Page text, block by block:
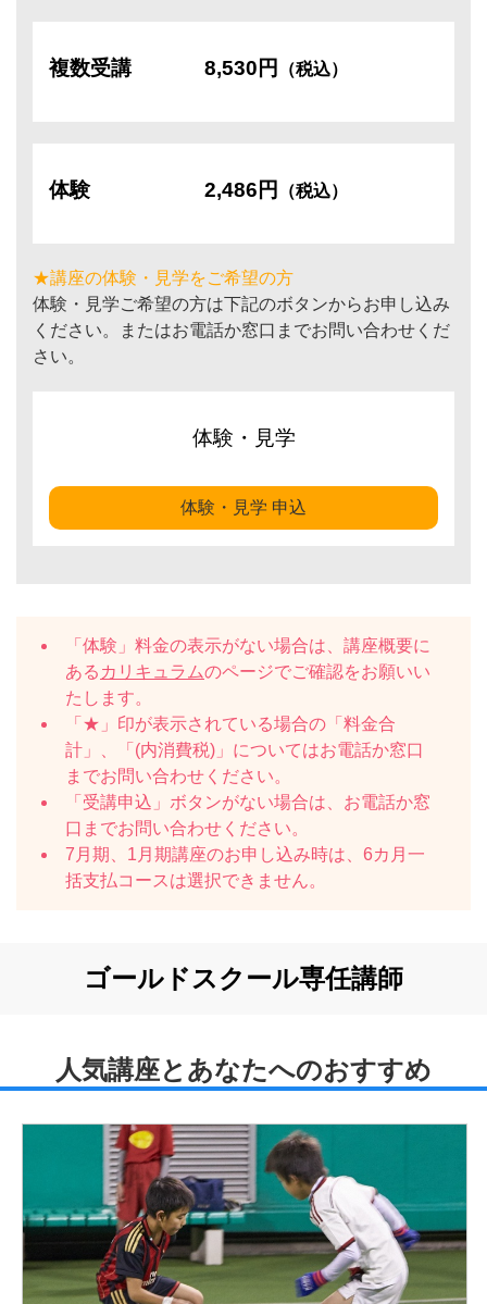
複数受講 8,530円 （税込）
体験 2,486円 （税込）
★講座の体験・見学をご希望の方
体験・見学ご希望の方は下記のボタンからお申し込み
ください。またはお電話か窓口までお問い合わせくだ
さい。
体験・見学
体験・見学 申込
「体験」料金の表示がない場合は、講座概要に
ある カリキュラムのページでご確認をお願いい
たします。
「★」印が表示されている場合の「料金合
計」、「(内消費税)」についてはお電話か窓口
までお問い合わせください。
「受講申込」ボタンがない場合は、お電話か窓
口までお問い合わせください。
7月期、1月期講座のお申し込み時は、6カ月一
括支払コースは選択できません。
ゴールドスクール専任講師